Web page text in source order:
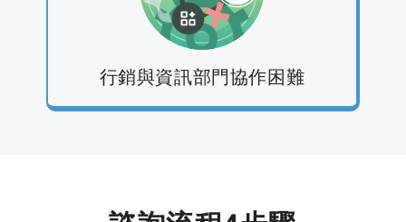
行銷與資訊部門協作困難